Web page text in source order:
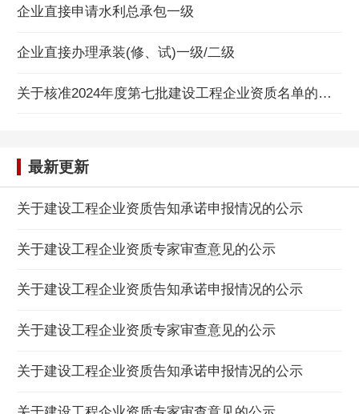
企业直接申请水利总承包一级
企业直接办理承装(修、试)一级/二级
关于核准2024年度第七批建设工程企业资质名单的公告
最新更新
关于建设工程企业资质告知承诺申报情况的公示
关于建设工程企业资质专家审查意见的公示
关于建设工程企业资质告知承诺申报情况的公示
关于建设工程企业资质专家审查意见的公示
关于建设工程企业资质告知承诺申报情况的公示